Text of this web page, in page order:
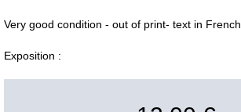
Very good condition - out of print- text in French
Exposition :